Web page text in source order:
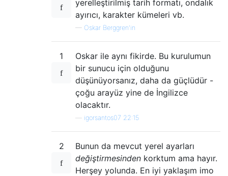
yerelleştirilmiş tarih formatı, ondalık
ayırıcı, karakter kümeleri vb.
— Oskar Berggren'in
1
Oskar ile aynı fikirde. Bu kurulumun
bir sunucu için olduğunu
düşünüyorsanız, daha da güçlüdür -
çoğu arayüz yine de İngilizce
olacaktır.
igorsantos07 22:15
2
Bunun da mevcut yerel ayarları
değiştirmesinden korktum ama hayır.
Herşey yolunda. En iyi yaklaşım imo